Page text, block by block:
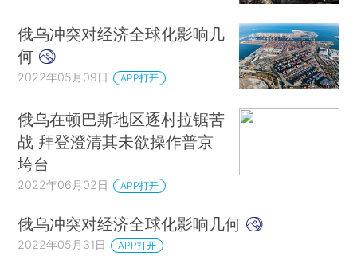
俄乌冲突对经济全球化影响几
何
2022年05月09日 APP打开
俄乌在顿巴斯地区逐村拉锯苦
战 拜登澄清其未欲操作普京
垮台
2022年06月02日 APP打开
俄乌冲突对经济全球化影响几何
2022年05月31日 APP打开